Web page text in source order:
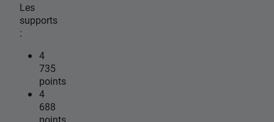
Les
supports
:
4
735
points
4
688
points